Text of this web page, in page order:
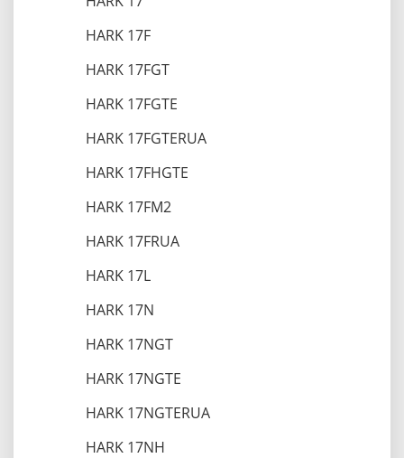
HARK 17F
HARK 17FGT
HARK 17FGTE
HARK 17FGTERUA
HARK 17FHGTE
HARK 17FM2
HARK 17FRUA
HARK 17L
HARK 17N
HARK 17NGT
HARK 17NGTE
HARK 17NGTERUA
HARK 17NH